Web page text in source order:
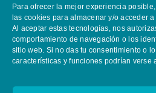
Para ofrecer la mejor experiencia
las cookies para almacenar y/o acceder
Al aceptar estas tecnologías, nos
comportamiento de navegación o los
sitio web. Si no das tu consentimiento o
características y funciones podrían verse
+34 658 399 110
FOLLOW AZ ARMATUREN